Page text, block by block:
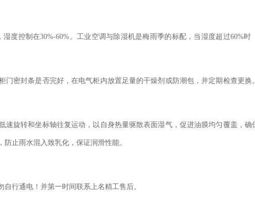
度控制在30%-60%。工业空调与除湿机是梅雨季的标配，当湿度超过60%
密封条是否完好，在电气柜内放置足量的干燥剂或防潮包，并定期检查更
旋转和坐标轴往复运动，以自身热量驱散表面湿气，促进油膜均匀覆盖，
止雨水混入致乳化，保证润滑性能。
行通电！并第一时间联系上名精工售后。